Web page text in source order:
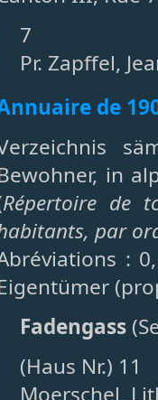
7
Pr. Zapffel,
de
in
Répertoire de
par
:
Fadengass
(Haus Nr.) 11
Moerschel,